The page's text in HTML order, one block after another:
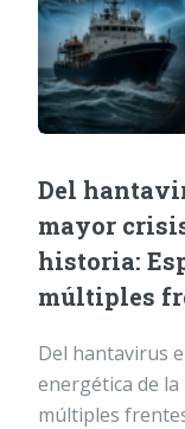
Del
mayor
historia:
múltiples
Del hantavirus
energética de
múltiples